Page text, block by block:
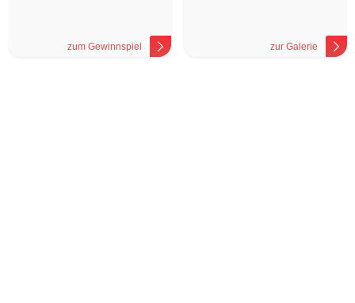
zum Gewinnspiel zur Galerie